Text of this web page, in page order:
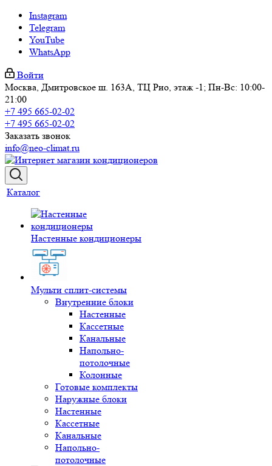
Instagram
Telegram
YouTube
WhatsApp
Войти
Москва, Дмитровское ш. 163А, ТЦ Рио, этаж -1; Пн-Вс: 10:00-
21:00
+7 495 665-02-02
+7 495 665-02-02
Заказать звонок
info@neo-climat.ru
Каталог
Настенные кондиционеры
Мульти сплит-системы
Внутренние блоки
Настенные
Кассетные
Канальные
Напольно-
потолочные
Колонные
Готовые комплекты
Наружные блоки
Настенные
Кассетные
Канальные
Напольно-
потолочные